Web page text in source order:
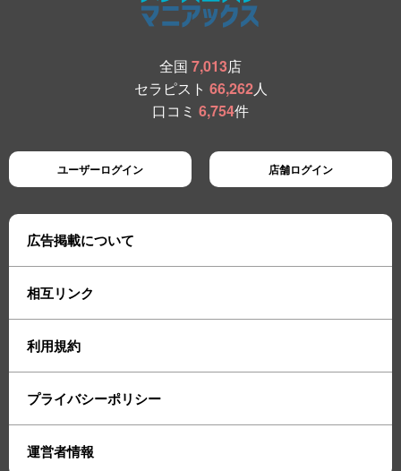
全国 7,013店
セラピスト 66,262人
口コミ 6,754件
ユーザーログイン 店舗ログイン
広告掲載について
相互リンク
利用規約
プライバシーポリシー
運営者情報